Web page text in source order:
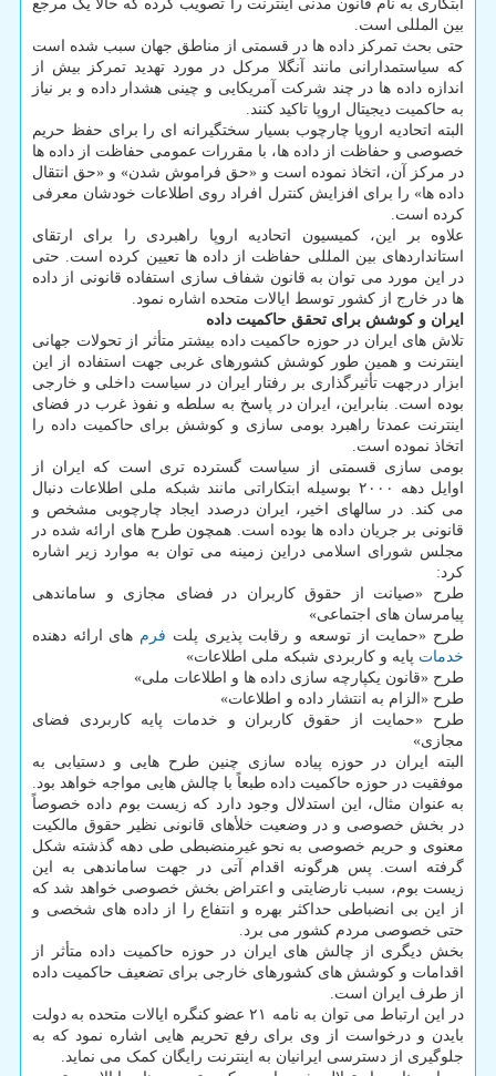
ابتکاری به نام قانون مدنی اینترنت را تصویب کرده که حالا یک مرجع
بین المللی است.
حتی بحث تمرکز داده ها در قسمتی از مناطق جهان سبب شده است
که سیاستمدارانی مانند آنگلا مرکل در مورد تهدید تمرکز بیش از
اندازه داده ها در چند شرکت آمریکایی و چینی هشدار داده و بر نیاز
به حاکمیت دیجیتال اروپا تاکید کنند.
البته اتحادیه اروپا چارچوب بسیار سختگیرانه ای را برای حفظ حریم
خصوصی و حفاظت از داده ها، با مقررات عمومی حفاظت از داده ها
در مرکز آن، اتخاذ نموده است و «حق فراموش شدن» و «حق انتقال
داده ها» را برای افزایش کنترل افراد روی اطلاعات خودشان معرفی
کرده است.
علاوه بر این، کمیسیون اتحادیه اروپا راهبردی را برای ارتقای
استانداردهای بین المللی حفاظت از داده ها تعیین کرده است. حتی
در این مورد می توان به قانون شفاف سازی استفاده قانونی از داده
ها در خارج از کشور توسط ایالات متحده اشاره نمود.
ایران و کوشش برای تحقق حاکمیت داده
تلاش های ایران در حوزه حاکمیت داده بیشتر متأثر از تحولات جهانی
اینترنت و همین طور کوشش کشورهای غربی جهت استفاده از این
ابزار درجهت تأثیرگذاری بر رفتار ایران در سیاست داخلی و خارجی
بوده است. بنابراین، ایران در پاسخ به سلطه و نفوذ غرب در فضای
اینترنت عمدتا راهبرد بومی سازی و کوشش برای حاکمیت داده را
اتخاذ نموده است.
بومی سازی قسمتی از سیاست گسترده تری است که ایران از
اوایل دهه ۲۰۰۰ بوسیله ابتکاراتی مانند شبکه ملی اطلاعات دنبال
می کند. در سالهای اخیر، ایران درصدد ایجاد چارچوبی مشخص و
قانونی بر جریان داده ها بوده است. همچون طرح های ارائه شده در
مجلس شورای اسلامی دراین زمینه می توان به موارد زیر اشاره
کرد:
طرح «صیانت از حقوق کاربران در فضای مجازی و ساماندهی
پیامرسان های اجتماعی»
طرح «حمایت از توسعه و رقابت پذیری پلت فرم های ارائه دهنده
خدمات پایه و کاربردی شبکه ملی اطلاعات»
طرح «قانون یکپارچه سازی داده ها و اطلاعات ملی»
طرح «الزام به انتشار داده و اطلاعات»
طرح «حمایت از حقوق کاربران و خدمات پایه کاربردی فضای
مجازی»
البته ایران در حوزه پیاده سازی چنین طرح هایی و دستیابی به
موفقیت در حوزه حاکمیت داده طبعاً با چالش هایی مواجه خواهد بود.
به عنوان مثال، این استدلال وجود دارد که زیست بوم داده خصوصاً
در بخش خصوصی و در وضعیت خلأهای قانونی نظیر حقوق مالکیت
معنوی و حریم خصوصی به نحو غیرمنضبطی طی دهه گذشته شکل
گرفته است. پس هرگونه اقدام آتی در جهت ساماندهی به این
زیست بوم، سبب نارضایتی و اعتراض بخش خصوصی خواهد شد که
از این بی انضباطی حداکثر بهره و انتفاع را از داده های شخصی و
حتی خصوصی مردم کشور می برد.
بخش دیگری از چالش های ایران در حوزه حاکمیت داده متأثر از
اقدامات و کوشش های کشورهای خارجی برای تضعیف حاکمیت داده
از طرف ایران است.
در این ارتباط می توان به نامه ۲۱ عضو کنگره ایالات متحده به دولت
بایدن و درخواست از وی برای رفع تحریم هایی اشاره نمود که به
جلوگیری از دسترسی ایرانیان به اینترنت رایگان کمک می نماید.